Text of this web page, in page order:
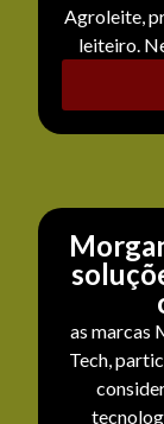
Agroleite,
leiteiro.
as marcas
Tech,